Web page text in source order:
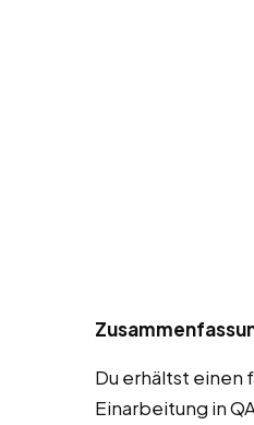
Du erhältst einen
Einarbeitung in